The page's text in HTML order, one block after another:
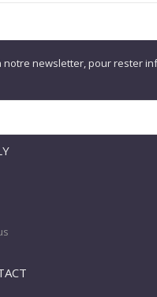
notre newsletter, pour rester